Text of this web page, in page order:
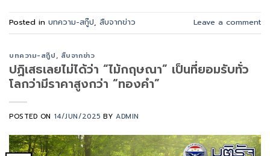
Posted in บทความ-สกู๊ป, สืบจากข่าว Leave a comment
บทความ-สกู๊ป, สืบจากข่าว
ปฏิเสธเลยไม่ได้ว่า “ไม้กฤษณา” เป็นที่ยอมรับทั่ว
โลกว่ามีราคาสูงกว่า “ทองคำ”
POSTED ON 14/JUN/2025 BYADMIN